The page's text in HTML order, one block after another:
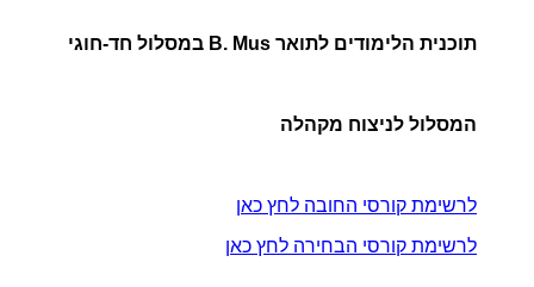
תוכנית הלימודים לתואר B. Mus במסלול חד-חוגי
המסלול לניצוח מקהלה
לרשימת קורסי החובה לחץ כאן
לרשימת קורסי הבחירה לחץ כאן